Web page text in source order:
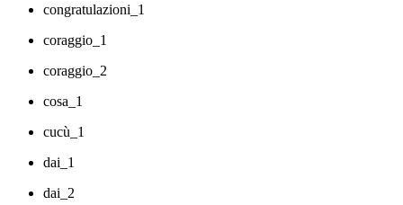
congratulazioni_1
coraggio_1
coraggio_2
cosa_1
cucù_1
dai_1
dai_2